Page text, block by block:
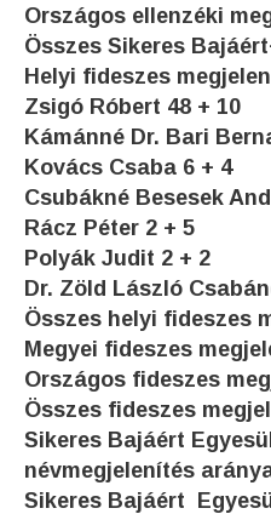
Országos ellenzéki
Összes Sikeres
Helyi fideszes
Zsigó Róbert 48 + 10
Kámánné Dr. Bari
Kovács Csaba 6 + 4
Csubákné Besesek
Rácz Péter 2 + 5
Polyák Judit 2 + 2
Dr. Zöld László
Összes helyi fideszes
Megyei fideszes
Országos fideszes
Összes fideszes
Sikeres Bajáért
névmegjelenítés
Sikeres Bajáért